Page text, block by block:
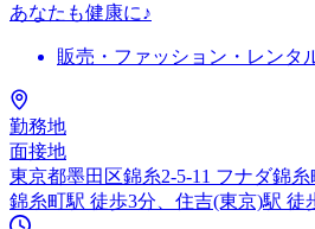
あなたも健康に♪
販売・ファッション・レンタ
勤務地
面接地
東京都墨田区錦糸2-5-11 フナダ錦
錦糸町駅 徒歩3分、住吉(東京)駅 徒